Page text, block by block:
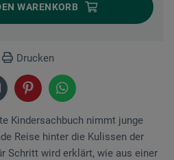
WARENKORB
Drucken
Kindersachbuch nimmt junge
Reise hinter die Kulissen der
Schritt wird erklärt, wie aus einer